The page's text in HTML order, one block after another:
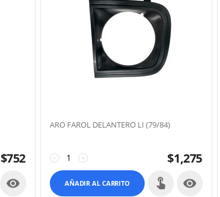
$752

ARO FAROL DELANTERO LI (79/84)
+
− $1,275
AÑADIR AL CARRITO 